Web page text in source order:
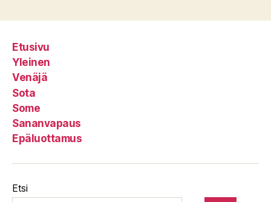
Etusivu
Yleinen
Venäjä
Sota
Some
Sananvapaus
Epäluottamus
Etsi